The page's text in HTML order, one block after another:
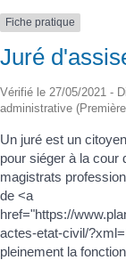
Fiche pratique
Juré
Vérifié le 27/05/2021 -
administrative
Un juré est un
pour siéger à la cour
magistrats
de <a
href="https://
actes-etat-civil/
pleinement la